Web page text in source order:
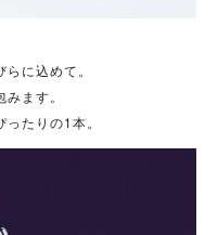
に込めて。
ます。
たりの1本。